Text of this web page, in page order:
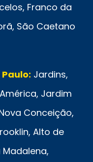
Franco da
São Caetano
Jardins,
Jardim
Conceição,
Alto de
Madalena,